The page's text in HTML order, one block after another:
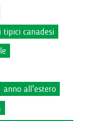
canadesi
anno all'estero